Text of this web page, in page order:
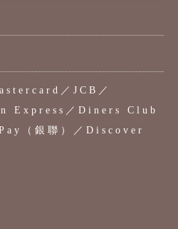
／JCB／
Express／Diners Club
（銀聯）／Discover